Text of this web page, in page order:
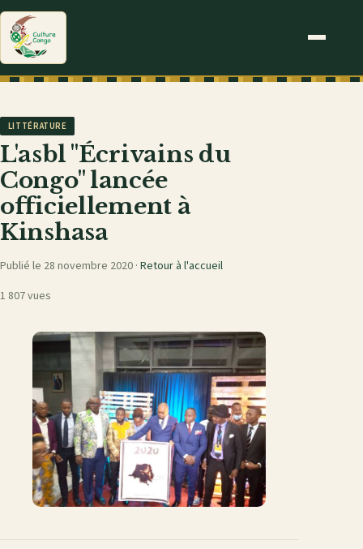
LITTÉRATURE
L'asbl "Écrivains du
Congo" lancée
officiellement à
Kinshasa
Publié le 28 novembre 2020 · Retour à l'accueil
1 807 vues